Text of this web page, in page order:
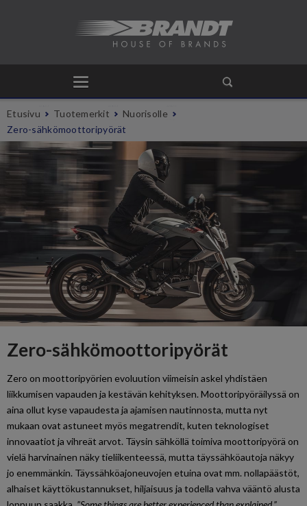
Etusivu Tuotemerkit
Nuorisolle
Zero-sähkömoottoripyörät
Zero-sähkömoottoripyörät
Zero on moottoripyörien evoluution viimeisin askel yhdistäen
liikkumisen vapauden ja kestävän kehityksen. Moottoripyöräilyssä on
aina ollut kyse vapaudesta ja ajamisen nautinnosta, mutta nyt
mukaan ovat astuneet myös megatrendit, kuten teknologiset
innovaatiot ja vihreät arvot. Täysin sähköllä toimiva moottoripyörä on
vielä harvinainen näky tieliikenteessä, mutta täyssähköautoja näkyy
jo enemmänkin. Täyssähköajoneuvojen etuina ovat mm. nollapäästöt,
alhaiset käyttökustannukset, hiljaisuus ja todella vahva vääntö alusta